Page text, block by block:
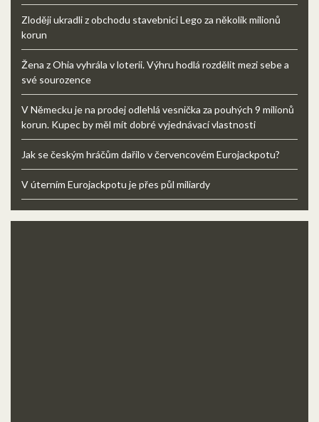
Zloději ukradli z obchodu stavebnici Lego za několik milionů
korun
Žena z Ohia vyhrála v loterii. Výhru hodlá rozdělit mezi sebe a
své sourozence
V Německu je na prodej odlehlá vesnička za pouhých 9 milionů
korun. Kupec by měl mít dobré vyjednávací vlastnosti
Jak se českým hráčům dařilo v červencovém Eurojackpotu?
V úterním Eurojackpotu je přes půl miliardy